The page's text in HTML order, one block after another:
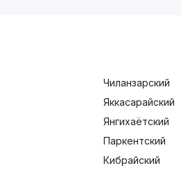
Чиланзарский
Яккасарайский
Янгихаётский
Паркентский
Кибрайский